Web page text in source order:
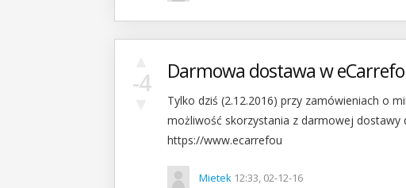
-4 Darmowa dostawa w
Tylko dziś (2.12.2016) przy zamówieniach o
możliwość skorzystania z darmowej dostawy
https://www.ecarrefou
Mietek 12:33, 02-12-16